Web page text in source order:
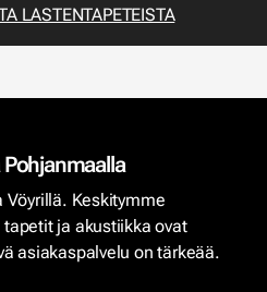
LASTENTAPETEISTA
Vöyrillä. Keskitymme
ja akustiikka ovat
asiakaspalvelu on tärkeää.